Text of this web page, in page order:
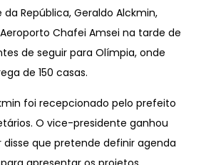
República, Geraldo Alckmin,
Chafei Amsei na tarde de
de seguir para Olímpia, onde
de 150 casas.
foi recepcionado pelo prefeito
O vice-presidente ganhou
que pretende definir agenda